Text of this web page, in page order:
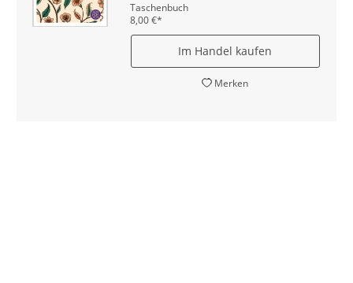
Taschenbuch
8,00€*
Im Handel kaufen
Merken